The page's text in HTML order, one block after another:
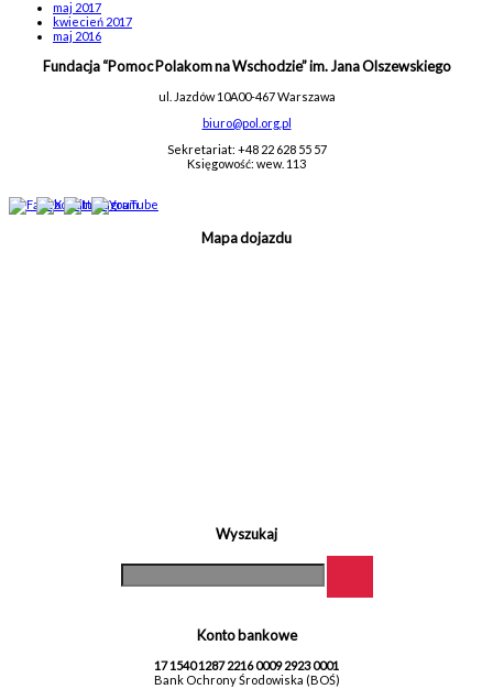
maj 2017
kwiecień 2017
maj 2016
Fundacja “Pomoc Polakom na Wschodzie” im. Jana Olszewskiego
ul. Jazdów 10A00-467 Warszawa
biuro@pol.org.pl
Sekretariat: +48 22 628 55 57
Księgowość: wew. 113
Mapa dojazdu
Wyszukaj
Konto bankowe
17 1540 1287 2216 0009 2923 0001
Bank Ochrony Środowiska (BOŚ)